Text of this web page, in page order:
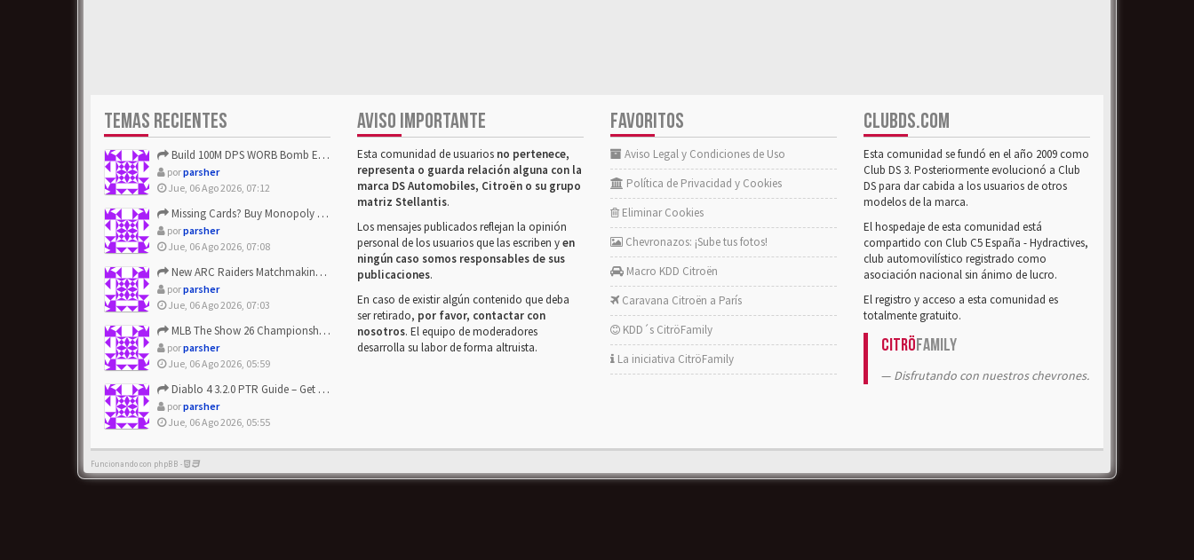
TEMAS RECIENTES
Build 100M DPS WORB Bomb Elementalist Fast - Grab POE Curren...
porparsher
Jue, 06 Ago 2026, 07:12
Missing Cards? Buy Monopoly Go Happy Harvest with Looney Tun...
porparsher
Jue, 06 Ago 2026, 07:08
New ARC Raiders Matchmaking Update: Stop Failed - Grab Bluep...
porparsher
Jue, 06 Ago 2026, 07:03
MLB The Show 26 Championship Series Update! Get Cheap & ...
porparsher
Jue, 06 Ago 2026, 05:59
Diablo 4 3.2.0 PTR Guide – Get 8% Off Items Quickly to Test ...
porparsher
Jue, 06 Ago 2026, 05:55
AVISO IMPORTANTE
Esta comunidad de usuarios no pertenece,
representa o guarda relación alguna con la
marca DS Automobiles, Citroën o su grupo
matriz Stellantis.
Los mensajes publicados reflejan la opinión
personal de los usuarios que las escriben yen
ningún caso somos responsables de sus
publicaciones.
En caso de existir algún contenido que deba
ser retirado, por favor, contactar con
nosotros. El equipo de moderadores
desarrolla su labor de forma altruista.
FAVORITOS
Aviso Legal y Condiciones de Uso
Política de Privacidad y Cookies
Eliminar Cookies
Chevronazos: ¡Sube tus fotos!
Macro KDD Citroën
Caravana Citroën a París
KDD´s CitröFamily
La iniciativa CitröFamily
CLUBDS.COM
Esta comunidad se fundó en el año 2009 como
Club DS 3. Posteriormente evolucionó a Club
DS para dar cabida a los usuarios de otros
modelos de la marca.
El hospedaje de esta comunidad está
compartido con Club C5 España - Hydractives,
club automovilístico registrado como
asociación nacional sin ánimo de lucro.
El registro y acceso a esta comunidad es
totalmente gratuito.
CitröFamily
Disfrutando con nuestros chevrones.
Funcionando con phpBB -